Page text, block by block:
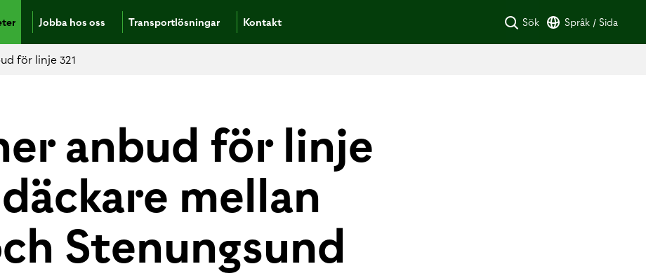
Jobba hos oss Transportlösningar Kontakt Sök Språk / Sida
för linje 321
anbud för linje
mellan
Stenungsund